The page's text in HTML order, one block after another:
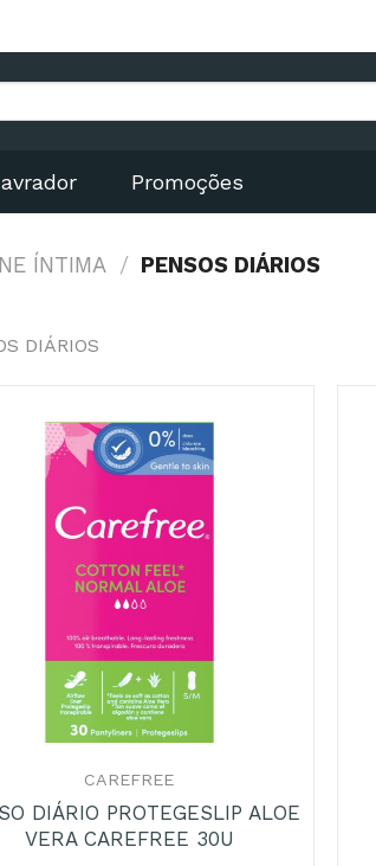
Promoções
ÍNTIMA / PENSOS DIÁRIOS
DIÁRIOS
CAREFREE
DIÁRIO PROTEGESLIP ALOE
VERA CAREFREE 30U